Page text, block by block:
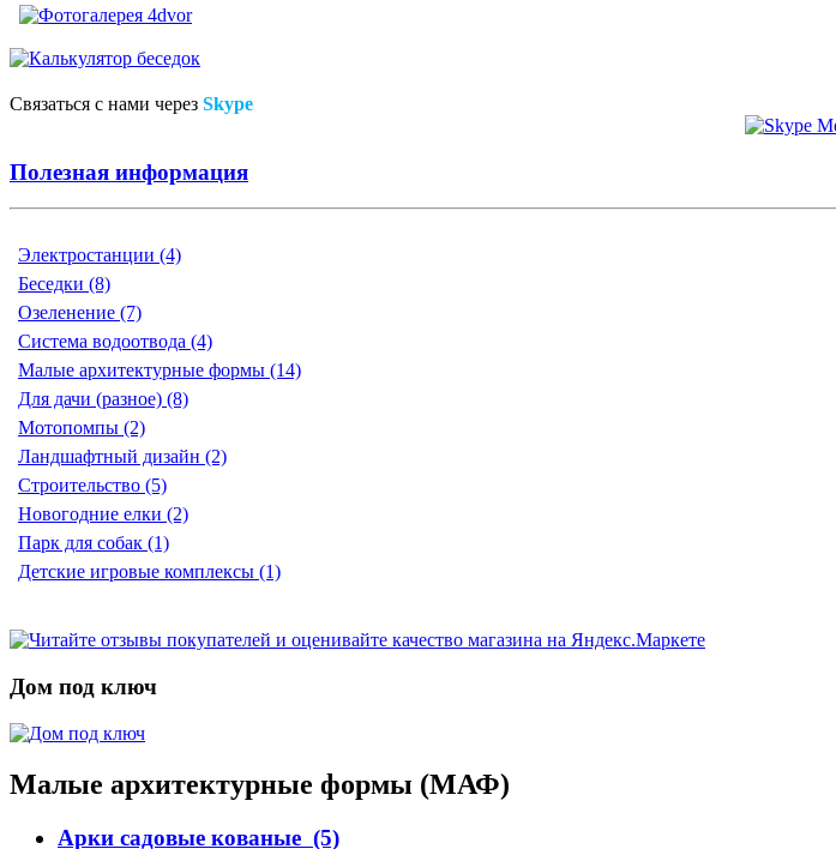
Связаться с нами через Skype
Полезная информация
Электростанции (4)
Беседки (8)
Озеленение (7)
Система водоотвода (4)
Малые архитектурные формы (14)
Для дачи (разное) (8)
Мотопомпы (2)
Ландшафтный дизайн (2)
Строительство (5)
Новогодние елки (2)
Парк для собак (1)
Детские игровые комплексы (1)
Дом под ключ
Малые архитектурные формы (МАФ)
Арки садовые кованые (5)